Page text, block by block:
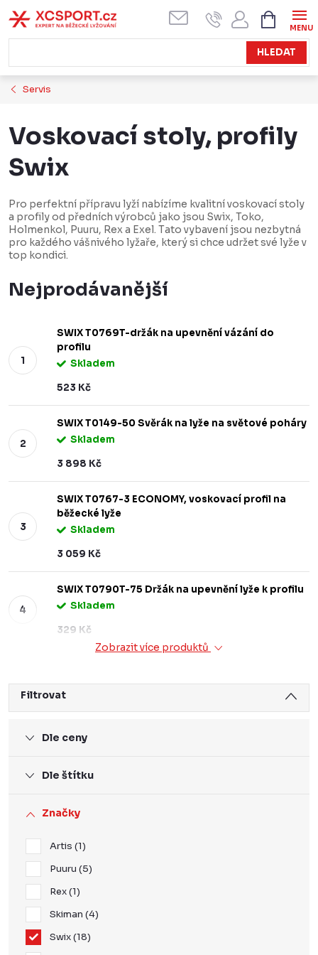
na
obsah
HLEDAT
KOŠÍK
Servis
Voskovací stoly, profily
Swix
Pro perfektní přípravu lyží nabízíme kvalitní voskovací stoly
a profily od předních výrobců jako jsou Swix, Toko,
Holmenkol, Puuru, Rex a Exel. Tato vybavení jsou nezbytná
pro každého vášnivého lyžaře, který si chce udržet své lyže v
top kondici.
Nejprodávanější
SWIX T0769T-držák na upevnění vázání do
profilu
Skladem
523 Kč
SWIX T0149-50 Svěrák na lyže na světové poháry
Skladem
3 898 Kč
SWIX T0767-3 ECONOMY, voskovací profil na
běžecké lyže
Skladem
3 059 Kč
SWIX T0790T-75 Držák na upevnění lyže k profilu
Skladem
329 Kč
Zobrazit více produktů
Filtrovat
Dle ceny
Dle štítku
Značky
Artis 1
Puuru 5
Rex 1
Skiman 4
Swix 18